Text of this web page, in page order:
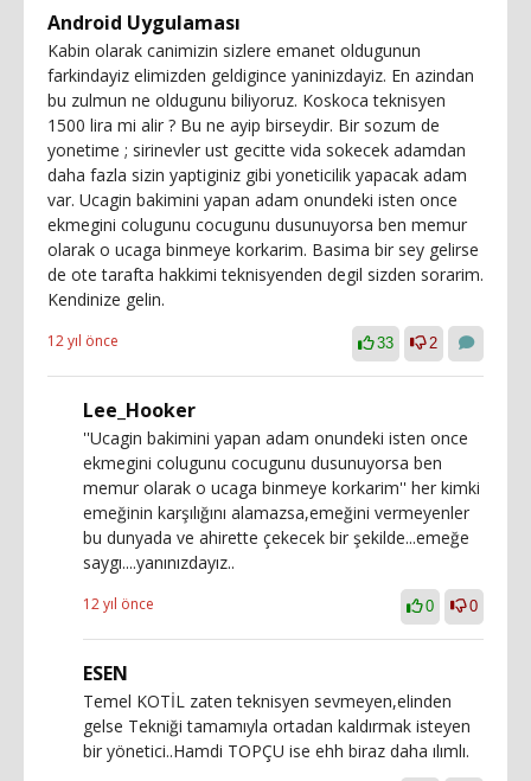
Android Uygulaması
Kabin olarak canimizin sizlere emanet oldugunun
farkindayiz elimizden geldigince yaninizdayiz. En azindan
bu zulmun ne oldugunu biliyoruz. Koskoca teknisyen
1500 lira mi alir ? Bu ne ayip birseydir. Bir sozum de
yonetime ; sirinevler ust gecitte vida sokecek adamdan
daha fazla sizin yaptiginiz gibi yoneticilik yapacak adam
var. Ucagin bakimini yapan adam onundeki isten once
ekmegini colugunu cocugunu dusunuyorsa ben memur
olarak o ucaga binmeye korkarim. Basima bir sey gelirse
de ote tarafta hakkimi teknisyenden degil sizden sorarim.
Kendinize gelin.
12 yıl önce 33 2
Lee_Hooker
''Ucagin bakimini yapan adam onundeki isten once
ekmegini colugunu cocugunu dusunuyorsa ben
memur olarak o ucaga binmeye korkarim'' her kimki
emeğinin karşılığını alamazsa,emeğini vermeyenler
bu dunyada ve ahirette çekecek bir şekilde...emeğe
saygı....yanınızdayız..
12 yıl önce 0 0
ESEN
Temel KOTİL zaten teknisyen sevmeyen,elinden
gelse Tekniği tamamıyla ortadan kaldırmak isteyen
bir yönetici..Hamdi TOPÇU ise ehh biraz daha ılımlı.